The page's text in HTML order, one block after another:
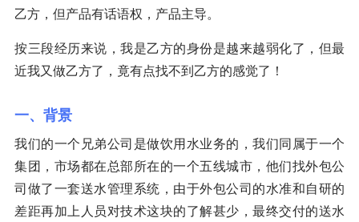
乙方，但产品有话语权，产品主导。
按三段经历来说，我是乙方的身份是越来越弱化了，但最
近我又做乙方了，竟有点找不到乙方的感觉了！
一、背景
我们的一个兄弟公司是做饮用水业务的，我们同属于一个
集团，市场都在总部所在的一个五线城市，他们找外包公
司做了一套送水管理系统，由于外包公司的水准和自研的
差距再加上人员对技术这块的了解甚少，最终交付的送水